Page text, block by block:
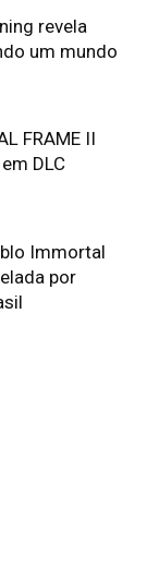
revela
um mundo
FRAME II
DLC
Immortal
por